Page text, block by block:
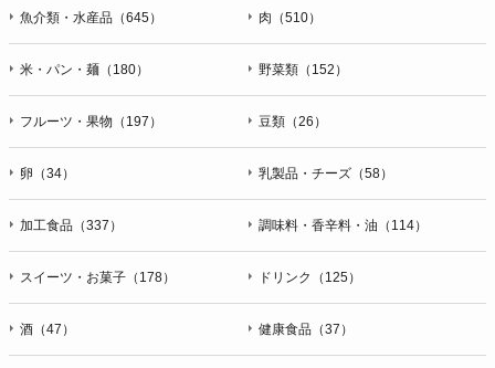
個人情報の提供は任意と致しますが、当社が依頼する情報の提
応等に支障をきたす可能性がございますのでご了承下さい。
h）弊社は、弊社のウェブサイトへのアクセス状況について、
す。これらには、お客様のお名前、ご住所、電話番号、電子メ
個人情報に関する問合わせ窓口
個人情報保護管理者：オペレーション部シニアマネージャー
〒106-0044 東京都港区東麻布一丁目２７番１号 東麻布食文化
魚介類・水産品（645） 肉（510）
米・パン・麺（180） 野菜類（152）
フルーツ・果物（197） 豆類（26）
卵（34） 乳製品・チーズ（58）
加工食品（337） 調味料・香辛料・油（114）
スイーツ・お菓子（178） ドリンク（125）
酒（47） 健康食品（37）